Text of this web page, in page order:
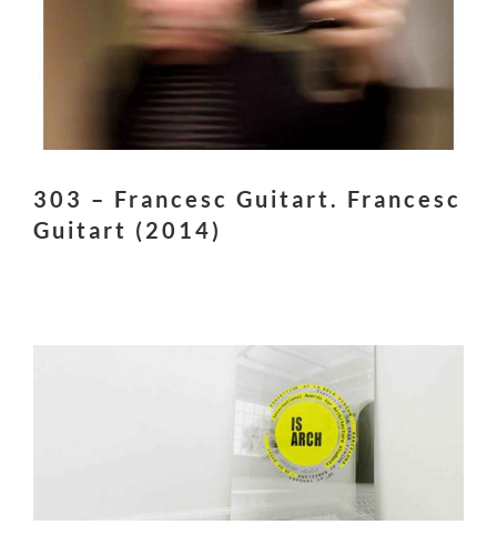
303 – Francesc Guitart. Francesc
Guitart (2014)